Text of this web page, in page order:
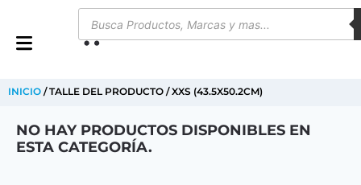
INICIO / TALLE DEL PRODUCTO / XXS (43.5X50.2CM)
NO HAY PRODUCTOS DISPONIBLES EN
ESTA CATEGORÍA.